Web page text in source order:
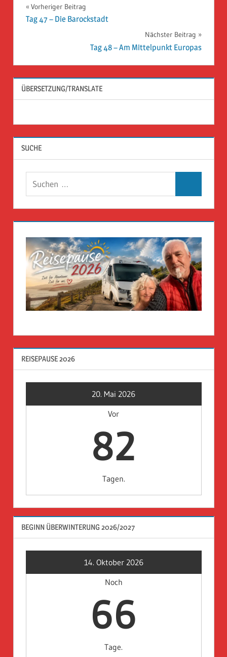
Beitragsnavigation
Vorheriger Beitrag
Tag 47 – Die Barockstadt
Nächster Beitrag
Tag 48 – Am Mittelpunkt Europas
ÜBERSETZUNG/TRANSLATE
SUCHE
REISEPAUSE 2026
20. Mai 2026
Vor
82
Tagen.
BEGINN ÜBERWINTERUNG 2026/2027
14. Oktober 2026
Noch
66
Tage.